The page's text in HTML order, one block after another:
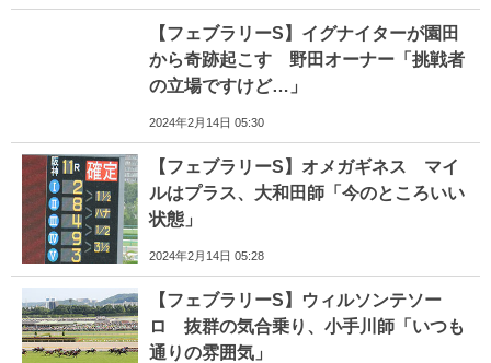
【フェブラリーS】イグナイターが園田
から奇跡起こす 野田オーナー「挑戦者
の立場ですけど…」
2024年2月14日 05:30
【フェブラリーS】オメガギネス マイ
ルはプラス、大和田師「今のところいい
状態」
2024年2月14日 05:28
【フェブラリーS】ウィルソンテソー
ロ 抜群の気合乗り、小手川師「いつも
通りの雰囲気」